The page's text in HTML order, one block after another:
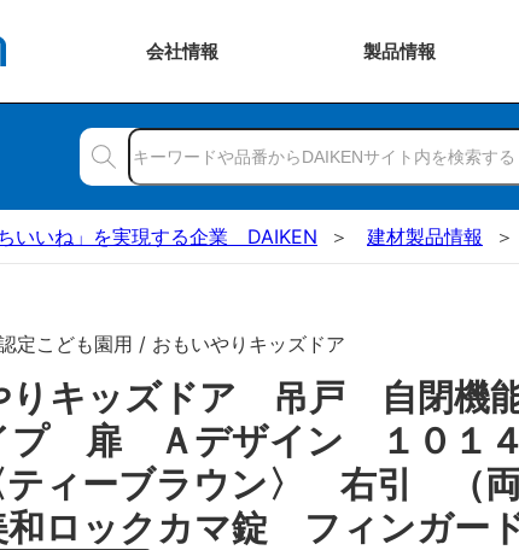
会社情報 製品情報
ちいいね」を実現する企業 DAIKEN 建材製品情報
定こども園用 / おもいやりキッズドア
りキッズドア 吊戸 自閉機
プ 扉 Ａデザイン １０１
ィーブラウン〉 右引 （両
和ロックカマ錠 フィンガー